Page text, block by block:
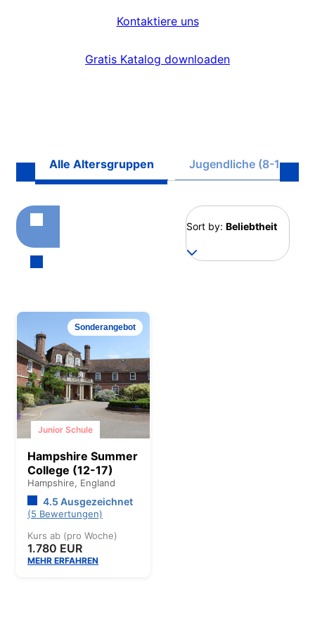
Kontaktiere uns
Gratis Katalog downloaden
Alle Altersgruppen Jugendliche (8-17)
Sort by: Beliebtheit
Sonderangebot
Junior Schule
Hampshire Summer
College (12-17)
Hampshire, England
4.5 Ausgezeichnet
(5 Bewertungen)
Kurs ab (pro Woche)
1.780 EUR
MEHR ERFAHREN